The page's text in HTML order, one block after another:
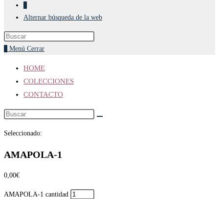
Alternar búsqueda de la web
Menú Cerrar
HOME
COLECCIONES
CONTACTO
Seleccionado:
AMAPOLA-1
0,00€
AMAPOLA-1 cantidad